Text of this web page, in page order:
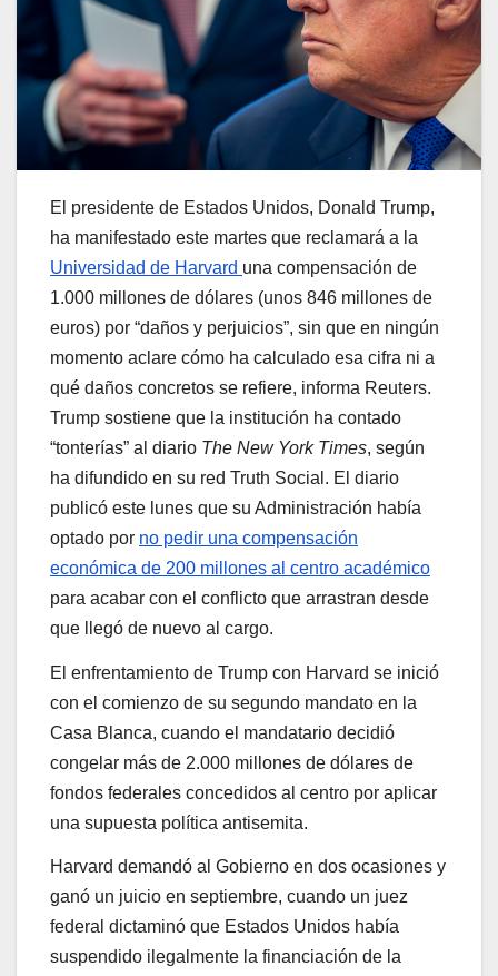
El presidente de Estados Unidos, Donald Trump,
ha manifestado este martes que reclamará a la
Universidad de Harvard una compensación de
1.000 millones de dólares (unos 846 millones de
euros) por “daños y perjuicios”, sin que en ningún
momento aclare cómo ha calculado esa cifra ni a
qué daños concretos se refiere, informa Reuters.
Trump sostiene que la institución ha contado
“tonterías” al diario The New York Times, según
ha difundido en su red Truth Social. El diario
publicó este lunes que su Administración había
optado por no pedir una compensación
económica de 200 millones al centro académico
para acabar con el conflicto que arrastran desde
que llegó de nuevo al cargo.
El enfrentamiento de Trump con Harvard se inició
con el comienzo de su segundo mandato en la
Casa Blanca, cuando el mandatario decidió
congelar más de 2.000 millones de dólares de
fondos federales concedidos al centro por aplicar
una supuesta política antisemita.
Harvard demandó al Gobierno en dos ocasiones y
ganó un juicio en septiembre, cuando un juez
federal dictaminó que Estados Unidos había
suspendido ilegalmente la financiación de la